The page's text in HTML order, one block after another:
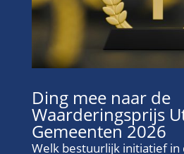
Ding mee naar de
Waarderingsprijs
Gemeenten 2026
Welk bestuurlijk initiatief in